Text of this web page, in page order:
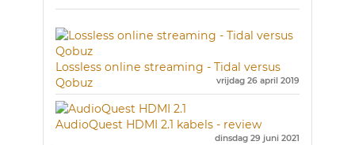
Lossless online streaming - Tidal versus
Qobuz
vrijdag 26 april 2019
AudioQuest HDMI 2.1 kabels - review
dinsdag 29 juni 2021